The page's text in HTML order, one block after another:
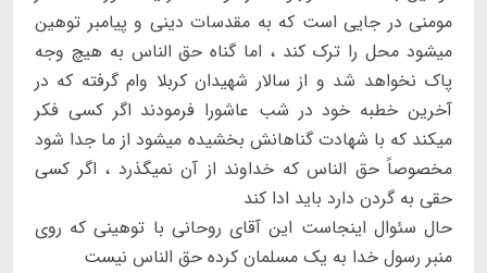
مومنی در جایی است که به مقدسات دینی و پیامبر توهین
میشود محل را ترک کند ، اما گناه حق الناس به هیچ وجه
پاک نخواهد شد و از سالار شهیدان کربلا وام گرفته که در
آخرین خطبه خود در شب عاشورا فرمودند اگر کسی فکر
میکند که با شهادت گناهانش بخشیده میشود از ما جدا شود
مخصوصاً حق الناس که خداوند از آن نمیگذرد ، اگر کسی
حقی به گردن دارد باید ادا کند
حال سئوال اینجاست این آقای روحانی با توهینی که روی
منبر رسول خدا به یک مسلمان کرده حق الناس نیست